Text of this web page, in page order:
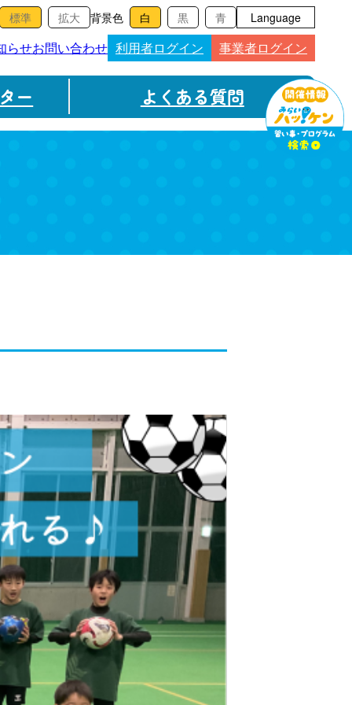
背景色 Language
らせお問い合わせ 利用者ログイン 事業者ログイン
ー よくある質問